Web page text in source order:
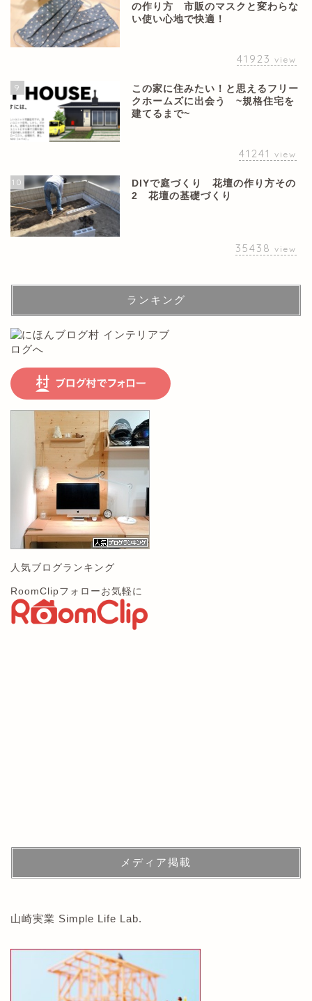
の作り方 市販のマスクと変わらな
い使い心地で快適！
41923 view
9
この家に住みたい！と思えるフリー
クホームズに出会う ~規格住宅を
建てるまで~
41241 view
10
DIYで庭づくり 花壇の作り方その
2 花壇の基礎づくり
35438 view
ランキング
人気ブログランキング
RoomClipフォローお気軽に
メディア掲載
山崎実業 Simple Life Lab.